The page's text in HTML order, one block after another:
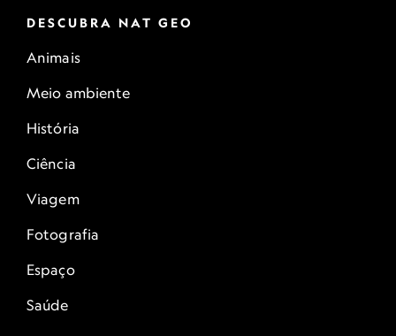
DESCUBRA NAT GEO
Animais
Meio ambiente
História
Ciência
Viagem
Fotografia
Espaço
Saúde